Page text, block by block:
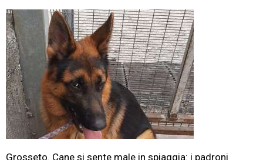
Grosseto. Cane si sente male in spiaggia: i padroni